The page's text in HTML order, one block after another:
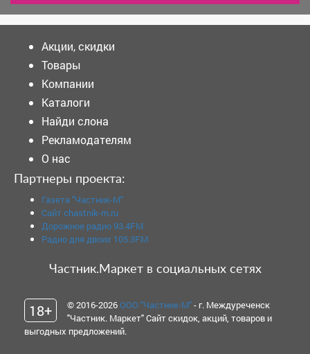
Акции, скидки
Товары
Компании
Каталоги
Найди слона
Рекламодателям
О нас
Партнеры проекта:
Газета "Частник-М"
Сайт chastnik-m.ru
Дорожное радио 93.4FM
Радио для двоих 105.3FM
Частник.Маркет в социальных сетях
18+ © 2016-2026ООО "Частник-М"- г. Междуреченск
"Частник. Маркет" Сайт скидок, акций, товаров и
выгодных предложений.